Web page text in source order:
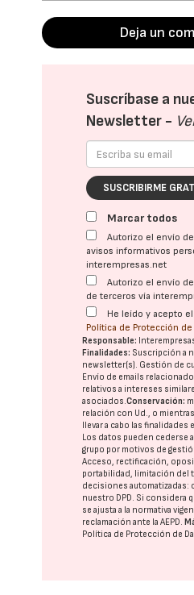
Deja un
Suscríbase a
Newsletter -
SUSCRIBIRME
Marcar todos
Autorizo el envío
avisos informativos
interempresas.net
Autorizo el envío
de terceros vía
He leído y acepto
Política de Protección de
Responsable:
Finalidades: Suscripción a
newsletter(s). Gestión de
Envío de emails
relativos a intereses
asociados.Conservación:
relación con Ud., o
llevar a cabo las
Los datos pueden cederse
grupo por motivos de
Acceso, rectificación,
portabilidad, limitación del
decisiones automatizadas:
nuestro DPD. Si considera
se ajusta a la normativa
reclamación ante laAEPD.
Política de Protección de